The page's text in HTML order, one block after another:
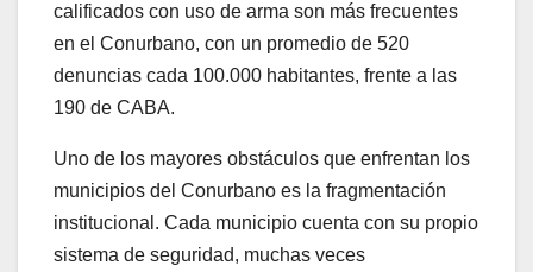
calificados con uso de arma son más frecuentes
en el Conurbano, con un promedio de 520
denuncias cada 100.000 habitantes, frente a las
190 de CABA.
Uno de los mayores obstáculos que enfrentan los
municipios del Conurbano es la fragmentación
institucional. Cada municipio cuenta con su propio
sistema de seguridad, muchas veces